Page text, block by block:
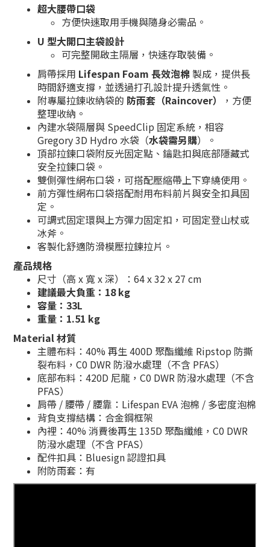
超大腰帶口袋
方便快速取用手機與隨身必需品。
U 型大開口主袋設計
可完整開啟主隔層，快速存取裝備。
肩帶採用 Lifespan Foam 長效泡棉製成，提供長
時間舒適支撐，並透過打孔設計提升透氣性。
附專屬拉鍊收納袋的 防雨套（Raincover）
，方便
整理收納。
內建水袋隔層與 SpeedClip 固定系統，相容
Gregory 3D Hydro 水袋（水袋需另購）。
頂部拉鍊口袋附反光固定點、鑰匙扣與底部隱藏式
安全拉鍊口袋。
雙側彈性網布口袋，可搭配壓縮帶上下穿繞使用。
前方彈性網布口袋搭配耐用布料前片與安全扣具固
定。
可調式固定環與上方彈力固定扣，可固定登山杖或
冰斧。
客製化舒適防滑模壓拉鍊拉片。
產品規格
尺寸（高 x 寬 x 深）：64 x 32 x 27 cm
建議最大負重：18 kg
容量：33L
重量：1.51 kg
Material 材質
主體布料：40% 再生 400D 聚酯纖維 Ripstop 防撕
裂布料，C0 DWR 防潑水處理（不含 PFAS）
底部布料：420D 尼龍，C0 DWR 防潑水處理（不含
PFAS）
肩帶 / 腰帶 / 腰靠：Lifespan EVA 泡棉 / 多密度泡棉
背負支撐結構：合金鋼框架
內裡：40% 消費後再生 135D 聚酯纖維，C0 DWR
防潑水處理（不含 PFAS）
配件扣具：Bluesign 認證扣具
附防雨套：有